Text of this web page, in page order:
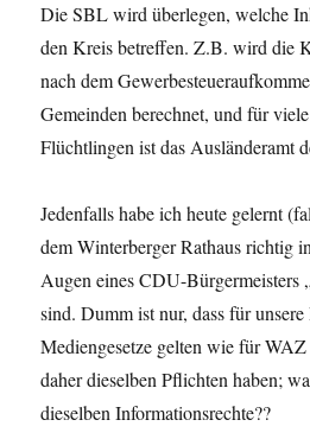
Die SBL wird überlegen, welche
den Kreis betreffen. Z.B. wird die
nach dem
Gemeinden berechnet, und für
Flüchtlingen ist das Ausländeramt
Jedenfalls habe ich heute gelernt
dem Winterberger Rathaus richtig
Augen eines CDU-Bürgermeisters
sind. Dumm ist nur, dass für
Mediengesetze gelten wie für
daher dieselben Pflichten haben;
dieselben Informationsrechte??